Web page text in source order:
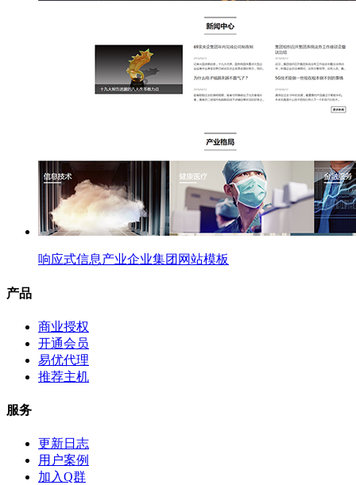
响应式信息产业企业集团网站模板
产品
商业授权
开通会员
易优代理
推荐主机
服务
更新日志
用户案例
加入Q群